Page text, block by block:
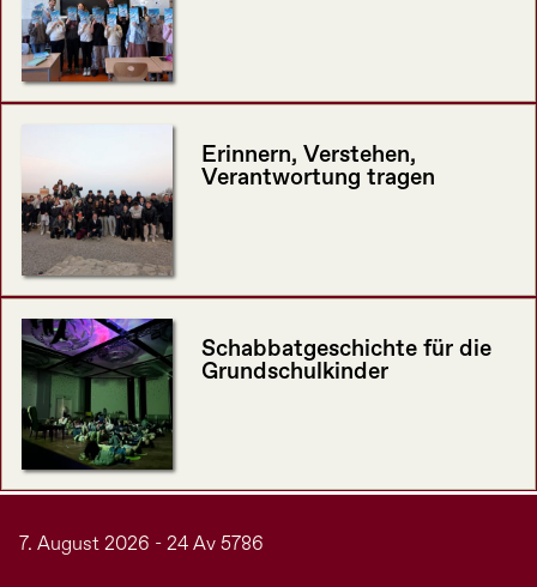
Erinnern, Verstehen,
Verantwortung tragen
Schabbatgeschichte für die
Grundschulkinder
7. August 2026 - 24 Av 5786